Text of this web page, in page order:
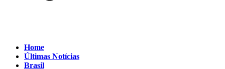
Home
Últimas Notícias
Brasil